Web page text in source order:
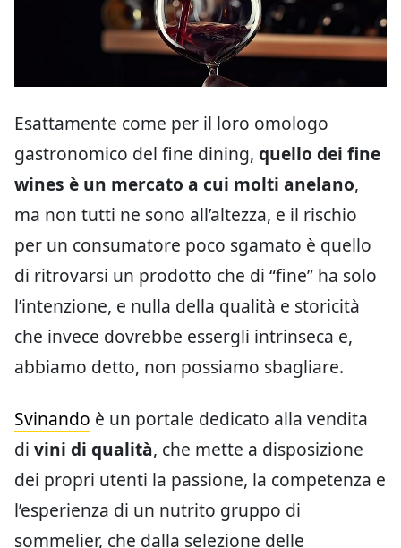
Esattamente come per il loro omologo
gastronomico del fine dining, quello dei fine
wines è un mercato a cui molti anelano,
ma non tutti ne sono all’altezza, e il rischio
per un consumatore poco sgamato è quello
di ritrovarsi un prodotto che di “fine” ha solo
l’intenzione, e nulla della qualità e storicità
che invece dovrebbe essergli intrinseca e,
abbiamo detto, non possiamo sbagliare.
Svinando è un portale dedicato alla vendita
di vini di qualità, che mette a disposizione
dei propri utenti la passione, la competenza e
l’esperienza di un nutrito gruppo di
sommelier, che dalla selezione delle